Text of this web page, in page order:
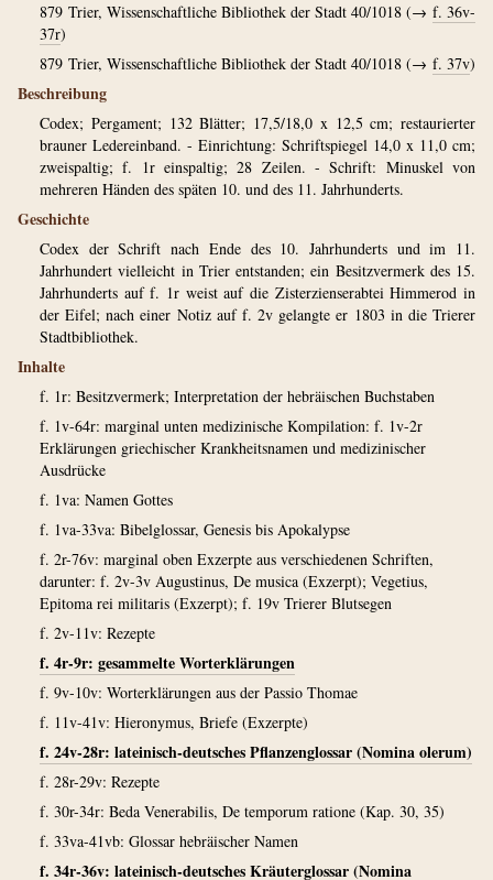
879 Trier, Wissenschaftliche Bibliothek der Stadt 40/1018 (→ f. 36v-
37r)
879 Trier, Wissenschaftliche Bibliothek der Stadt 40/1018 (→ f. 37v)
Beschreibung
Codex; Pergament; 132 Blätter; 17,5/18,0 x 12,5 cm; restaurierter
brauner Ledereinband. - Einrichtung: Schriftspiegel 14,0 x 11,0 cm;
zweispaltig; f. 1r einspaltig; 28 Zeilen. - Schrift: Minuskel von
mehreren Händen des späten 10. und des 11. Jahrhunderts.
Geschichte
Codex der Schrift nach Ende des 10. Jahrhunderts und im 11.
Jahrhundert vielleicht in Trier entstanden; ein Besitzvermerk des 15.
Jahrhunderts auf f. 1r weist auf die Zisterzienserabtei Himmerod in
der Eifel; nach einer Notiz auf f. 2v gelangte er 1803 in die Trierer
Stadtbibliothek.
Inhalte
f. 1r: Besitzvermerk; Interpretation der hebräischen Buchstaben
f. 1v-64r: marginal unten medizinische Kompilation: f. 1v-2r
Erklärungen griechischer Krankheitsnamen und medizinischer
Ausdrücke
f. 1va: Namen Gottes
f. 1va-33va: Bibelglossar, Genesis bis Apokalypse
f. 2r-76v: marginal oben Exzerpte aus verschiedenen Schriften,
darunter: f. 2v-3v Augustinus, De musica (Exzerpt); Vegetius,
Epitoma rei militaris (Exzerpt); f. 19v Trierer Blutsegen
f. 2v-11v: Rezepte
f. 4r-9r: gesammelte Worterklärungen
f. 9v-10v: Worterklärungen aus der Passio Thomae
f. 11v-41v: Hieronymus, Briefe (Exzerpte)
f. 24v-28r: lateinisch-deutsches Pflanzenglossar (Nomina olerum)
f. 28r-29v: Rezepte
f. 30r-34r: Beda Venerabilis, De temporum ratione (Kap. 30, 35)
f. 33va-41vb: Glossar hebräischer Namen
f. 34r-36v: lateinisch-deutsches Kräuterglossar (Nomina